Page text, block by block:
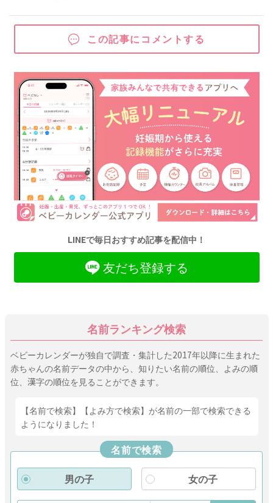
この記事にコメントする
LINEで毎日おすすめ記事を配信中！
友だち登録する
名前ランキング検索
ベビーカレンダーが独自で調査・集計した2017年以降に生まれた
赤ちゃんの名前データの中から、知りたい名前の順位、よみの順
位、漢字の順位を見ることができます。
【名前で検索】【よみ方で検索】が名前の一部で検索できる
ようになりました！
名前で検索
男の子
女の子